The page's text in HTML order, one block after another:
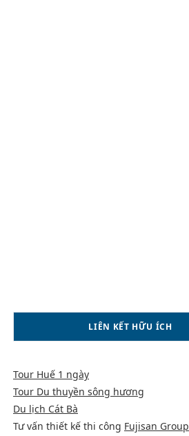
LIÊN KẾT HỮU ÍCH
Tour Huế 1 ngày
Tour Du thuyền sông hương
Du lịch Cát Bà
Tư vấn thiết kế thi công Fujisan Group